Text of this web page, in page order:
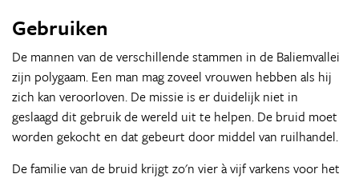
Gebruiken
De mannen van de verschillende stammen in de Baliemvallei
zijn polygaam. Een man mag zoveel vrouwen hebben als hij
zich kan veroorloven. De missie is er duidelijk niet in
geslaagd dit gebruik de wereld uit te helpen. De bruid moet
worden gekocht en dat gebeurt door middel van ruilhandel.
De familie van de bruid krijgt zo'n vier à vijf varkens voor het